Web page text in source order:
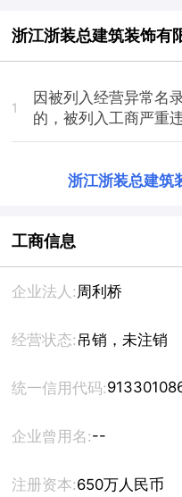
浙江浙装总建筑装饰有
1
因被列入经营异常名
的，被列入工商严重
浙江浙装总建筑
工商信息
企业法人: 周利桥
经营状态: 吊销，未注销
统一信用代码:
企业曾用名:--
注册资本:650万人民币